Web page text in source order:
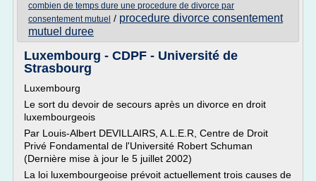
combien de temps dure une procedure de divorce par
consentement mutuel / procedure divorce consentement
mutuel duree
Luxembourg - CDPF - Université de
Strasbourg
Luxembourg
Le sort du devoir de secours après un divorce en droit
luxembourgeois
Par Louis-Albert DEVILLAIRS, A.L.E.R, Centre de Droit
Privé Fondamental de l'Université Robert Schuman
(Dernière mise à jour le 5 juillet 2002)
La loi luxembourgeoise prévoit actuellement trois causes de